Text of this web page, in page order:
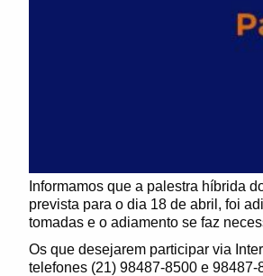
Informamos que a palestra híbrida
prevista para o dia 18 de abril, foi
tomadas e o adiamento se faz
Os que desejarem participar via
telefones (21) 98487-8500 e 98487-